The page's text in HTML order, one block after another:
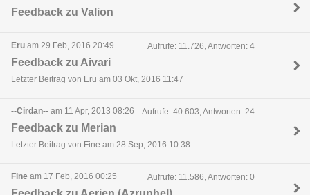
Feedback zu Valion
Eru am 29 Feb, 2016 20:49 Aufrufe: 11.726, Antworten: 4
Feedback zu Aivari
Letzter Beitrag von Eru am 03 Okt, 2016 11:47
--Cirdan-- am 11 Apr, 2013 08:26 Aufrufe: 40.603, Antworten: 24
Feedback zu Merian
Letzter Beitrag von Fine am 28 Sep, 2016 10:38
Fine am 17 Feb, 2016 00:25 Aufrufe: 11.586, Antworten: 0